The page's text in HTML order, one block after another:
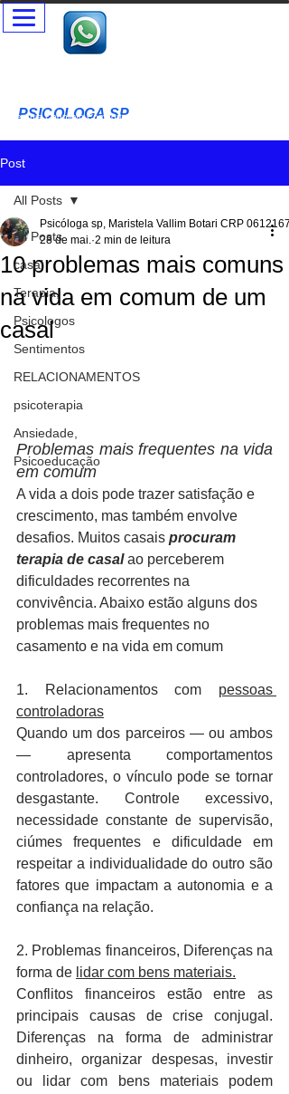
PSICOLOGA SP
erapia Cognitivo Comportamental Acolhimento Humanizado
Post
All Posts
casal
Terapia,
Psicologos
Sentimentos
RELACIONAMENTOS
psicoterapia
Ansiedade,
Psicoeducação
All Posts
10 problemas mais comuns
na vida em comum de um
casal
Psicóloga sp, Maristela Vallim Botari CRP
28 de mai. 2 min de leitura
Problemas mais frequentes na vida
em comum
A vida a dois pode trazer satisfação e
crescimento, mas também envolve
desafios. Muitos casais procuram
terapia de casal ao perceberem
dificuldades recorrentes na
convivência. Abaixo estão alguns dos
problemas mais frequentes no
casamento e na vida em comum
1. Relacionamentos com pessoas
controladoras
Quando um dos parceiros — ou ambos
— apresenta comportamentos
controladores, o vínculo pode se tornar
desgastante. Controle excessivo,
necessidade constante de supervisão,
ciúmes frequentes e dificuldade em
respeitar a individualidade do outro são
fatores que impactam a autonomia e a
confiança na relação.
2. Problemas financeiros, Diferenças na
forma de lidar com bens materiais.
Conflitos financeiros estão entre as
principais causas de crise conjugal.
Diferenças na forma de administrar
dinheiro, organizar despesas, investir
ou lidar com bens materiais podem